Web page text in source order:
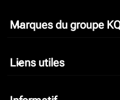
Marques du groupe
keyboard_arrow_down
Liens utiles
keyboard_arrow_down